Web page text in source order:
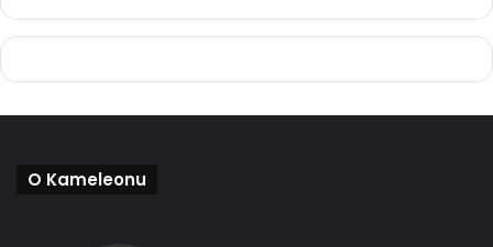
O Kameleonu